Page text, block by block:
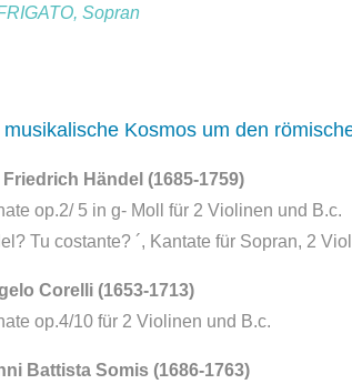
Sopran
musikalische Kosmos um den
Händel (1685-1759)
op.2/ 5 in g- Moll für 2 Violinen und B.c.
Tu costante? ´, Kantate für Sopran, 2
Corelli (1653-1713)
op.4/10 für 2 Violinen und B.c.
Battista Somis (1686-1763)